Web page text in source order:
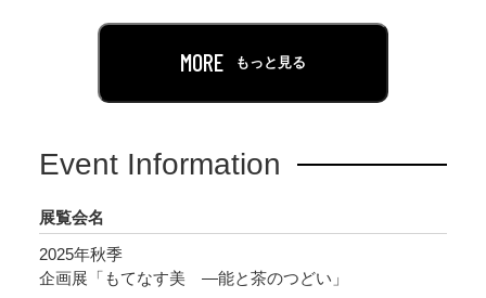
もてなしの場で用いるために集められた、能や
茶にまつわるコレクションを紹介します。
能関係の諸道具は、多くが15代当主・住友吉左
で、そのコレクション形成には、能楽師・大西
レクションのなかには、春翠が実際に身に着け
舞を舞ったと考えられる装束や、7代当主・友輔
が演能で使用したと考えられる能面など、歴代
MORE もっと見る
Event Information
展覧会名
2025年秋季
企画展「もてなす美 ―能と茶のつどい」